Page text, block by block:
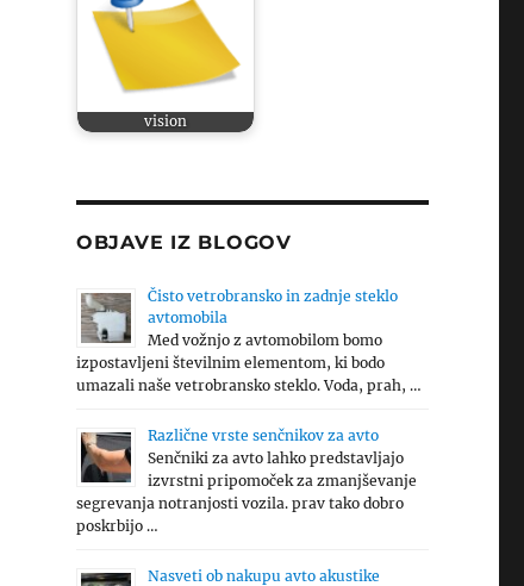
vision
OBJAVE IZ BLOGOV
Čisto vetrobransko in zadnje steklo
avtomobila
Med vožnjo z avtomobilom bomo
izpostavljeni številnim elementom, ki bodo
umazali naše vetrobransko steklo. Voda, prah, …
Različne vrste senčnikov za avto
Senčniki za avto lahko predstavljajo
izvrstni pripomoček za zmanjševanje
segrevanja notranjosti vozila. prav tako dobro
poskrbijo …
Nasveti ob nakupu avto akustike